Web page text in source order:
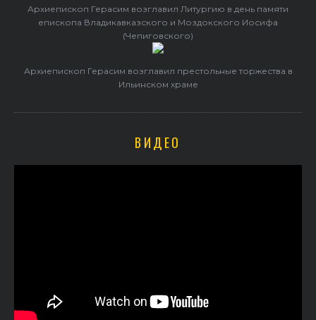
Архиепископ Герасим возглавил Литургию в день памяти
епископа Владикавказского и Моздокского Иосифа
(Чепиговского)
Архиепископ Герасим возглавил престольные торжества в
Ильинском храме
ВИДЕО